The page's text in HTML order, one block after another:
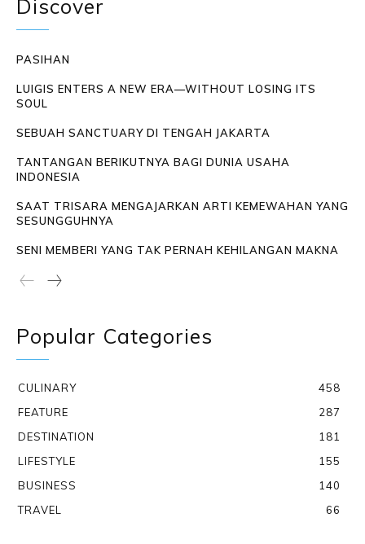
Discover
PASIHAN
LUIGIS ENTERS A NEW ERA—WITHOUT LOSING ITS
SOUL
SEBUAH SANCTUARY DI TENGAH JAKARTA
TANTANGAN BERIKUTNYA BAGI DUNIA USAHA
INDONESIA
SAAT TRISARA MENGAJARKAN ARTI KEMEWAHAN YANG
SESUNGGUHNYA
SENI MEMBERI YANG TAK PERNAH KEHILANGAN MAKNA
Popular Categories
CULINARY
458
FEATURE
287
DESTINATION
181
LIFESTYLE
155
BUSINESS
140
TRAVEL
66